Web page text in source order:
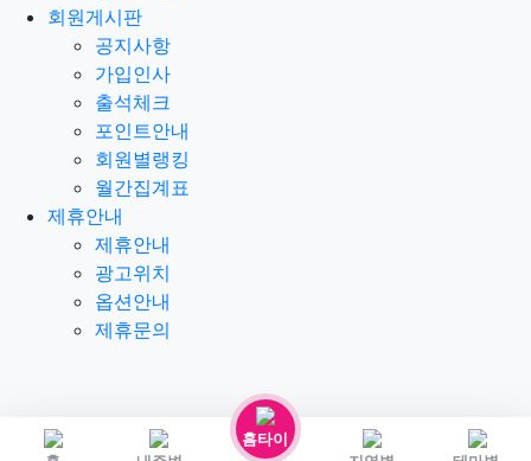
홈타이
회원게시판
공지사항
가입인사
출석체크
포인트안내
회원별랭킹
월간집계표
제휴안내
제휴안내
광고위치
옵션안내
제휴문의